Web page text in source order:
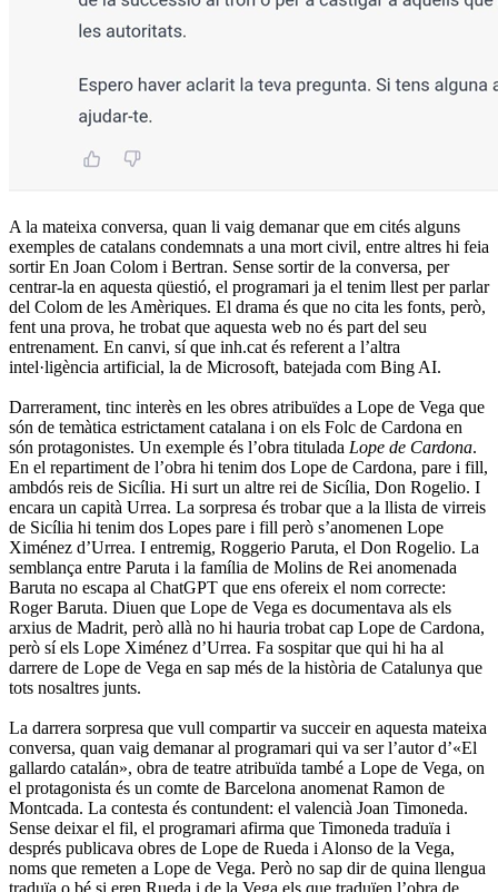
A la mateixa conversa, quan li vaig demanar que em cités alguns
exemples de catalans condemnats a una mort civil, entre altres hi feia
sortir En Joan Colom i Bertran. Sense sortir de la conversa, per
centrar-la en aquesta qüestió, el programari ja el tenim llest per parlar
del Colom de les Amèriques. El drama és que no cita les fonts, però,
fent una prova, he trobat que aquesta web no és part del seu
entrenament. En canvi, sí que inh.cat és referent a l’altra
intel·ligència artificial, la de Microsoft, batejada com Bing AI.
Darrerament, tinc interès en les obres atribuïdes a Lope de Vega que
són de temàtica estrictament catalana i on els Folc de Cardona en
són protagonistes. Un exemple és l’obra titulada Lope de Cardona.
En el repartiment de l’obra hi tenim dos Lope de Cardona, pare i fill,
ambdós reis de Sicília. Hi surt un altre rei de Sicília, Don Rogelio. I
encara un capità Urrea. La sorpresa és trobar que a la llista de virreis
de Sicília hi tenim dos Lopes pare i fill però s’anomenen Lope
Ximénez d’Urrea. I entremig, Roggerio Paruta, el Don Rogelio. La
semblança entre Paruta i la família de Molins de Rei anomenada
Baruta no escapa al ChatGPT que ens ofereix el nom correcte:
Roger Baruta. Diuen que Lope de Vega es documentava als els
arxius de Madrit, però allà no hi hauria trobat cap Lope de Cardona,
però sí els Lope Ximénez d’Urrea. Fa sospitar que qui hi ha al
darrere de Lope de Vega en sap més de la història de Catalunya que
tots nosaltres junts.
La darrera sorpresa que vull compartir va succeir en aquesta mateixa
conversa, quan vaig demanar al programari qui va ser l’autor d’«El
gallardo catalán», obra de teatre atribuïda també a Lope de Vega, on
el protagonista és un comte de Barcelona anomenat Ramon de
Montcada. La contesta és contundent: el valencià Joan Timoneda.
Sense deixar el fil, el programari afirma que Timoneda traduïa i
després publicava obres de Lope de Rueda i Alonso de la Vega,
noms que remeten a Lope de Vega. Però no sap dir de quina llengua
traduïa o bé si eren Rueda i de la Vega els que traduïen l’obra de